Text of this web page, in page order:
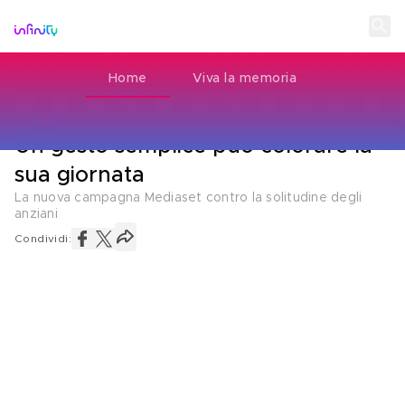
Home Viva la memoria
Un gesto semplice può colorare la
sua giornata
La nuova campagna Mediaset contro la solitudine degli
anziani
Condividi: